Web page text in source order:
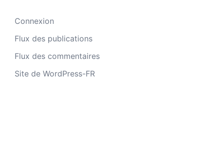
Connexion
Flux des publications
Flux des commentaires
Site de WordPress-FR